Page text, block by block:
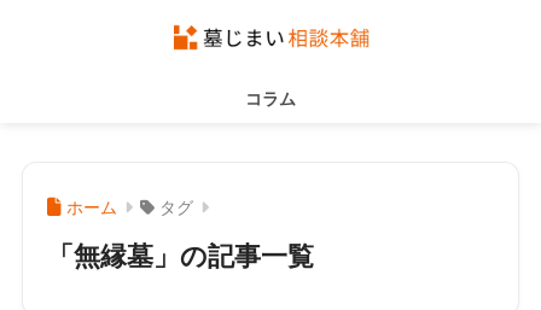
コラム
ホーム タグ
「無縁墓」の記事一覧